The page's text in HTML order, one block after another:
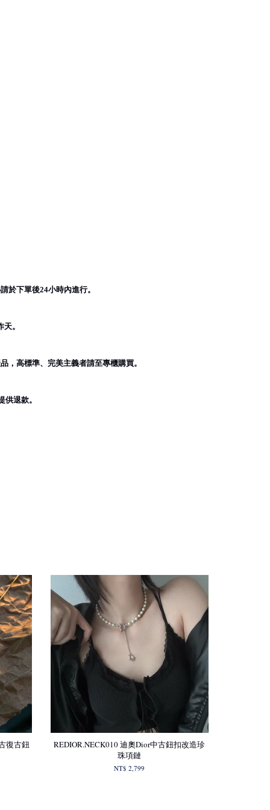
於下單後24小時內進行。
。
高標準、完美主義者請至專櫃購買。
退款。
復古鈕
REDIOR.NECK010 迪奧Dior中古鈕扣改造珍
珠項鏈
NT$ 2,799